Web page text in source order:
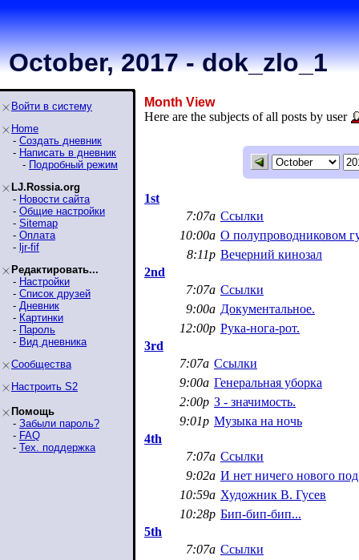
October, 2017 - dok_zlo_1
Войти в систему
Home
- Создать дневник
- Написать в дневник
- Подробный режим
LJ.Rossia.org
- Новости сайта
- Общие настройки
- Sitemap
- Оплата
- ljr-fif
Редактировать...
- Настройки
- Список друзей
- Дневник
- Картинки
- Пароль
- Вид дневника
Сообщества
Настроить S2
Помощь
- Забыли пароль?
- FAQ
- Тех. поддержка
Month View
Here are the subjects of all posts by user
1st
7:07a Ссылки
10:00a О полупроводниковом
8:11p Вечерний кинозал
2nd
7:07a Ссылки
9:00a Документальное.
12:00p Рука-нога-рот.
3rd
7:07a Ссылки
9:00a Генеральная уборка
2:00p З - значимость.
9:01p Музыка на ночь
4th
7:07a Ссылки
9:02a И нет ничего нового
10:59a Художник В. Гусев
10:28p Бип-бип-бип...
5th
7:07a Ссылки